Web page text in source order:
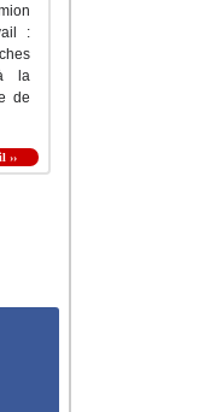
:
la
de
››